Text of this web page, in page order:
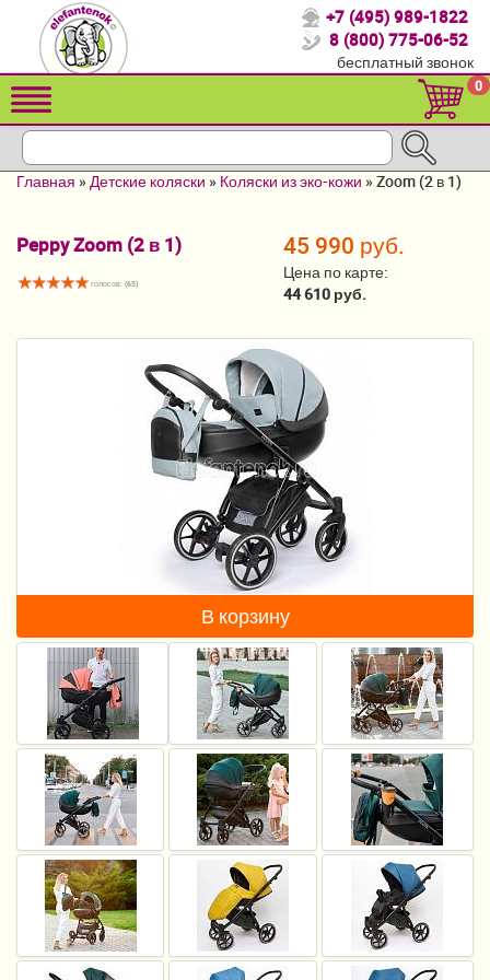
Спасибо, что выбрали нас!
Распродажа!
Детские коляски
Кровати для детей от 2-3 лет
Конверты, муфты
Детский транспорт
Летние товары
Мебель и аксессуары
Постельные принадлежности
Качели, шезлонги
Манежи
Безопасность ребенка
Ходунки и прыгунки
Игры и развитие
Принадлежности для выписки
Сумки для мам и детей
Кенгуру и слинги
+7 (495) 989-1822
8 (800) 775-06-52
бесплатный звонок
0
Главная »Детские коляски » Коляски из эко-кожи »Zoom (2 в 1)
Peppy Zoom (2 в 1)
голосов: (65)
45 990 руб.
Цена по карте:
44 610 руб.
В корзину